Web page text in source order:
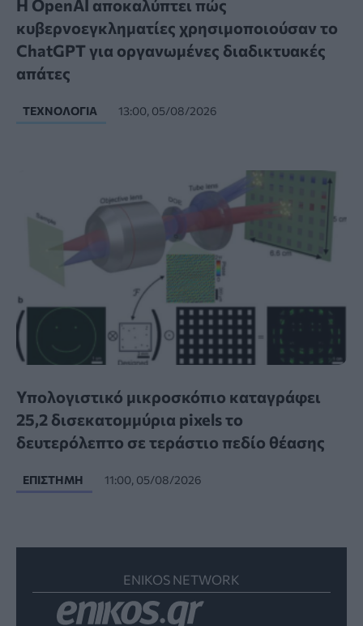
Η OpenAI αποκαλύπτει πώς
κυβερνοεγκληματίες χρησιμοποιούσαν το
ChatGPT για οργανωμένες διαδικτυακές
απάτες
ΤΕΧΝΟΛΟΓΊΑ 13:00, 05/08/2026
Υπολογιστικό μικροσκόπιο καταγράφει
25,2 δισεκατομμύρια pixels το
δευτερόλεπτο σε τεράστιο πεδίο θέασης
ΕΠΙΣΤΉΜΗ 11:00, 05/08/2026
ENIKOS NETWORK